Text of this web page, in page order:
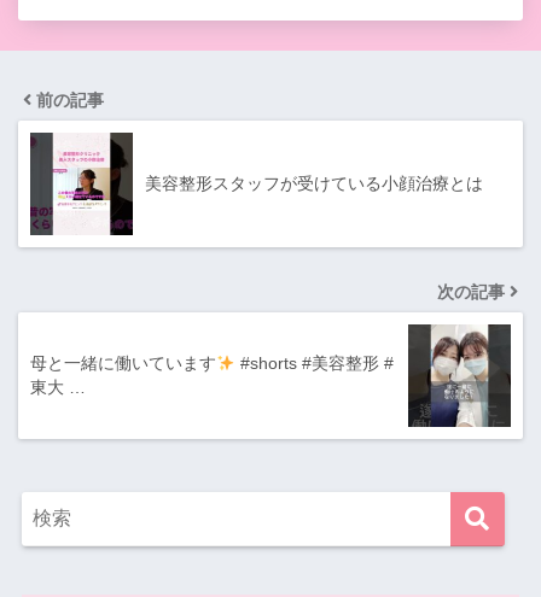
前の記事
美容整形スタッフが受けている小顔治療とは
次の記事
母と一緒に働いています
#shorts #美容整形 #
東大 …